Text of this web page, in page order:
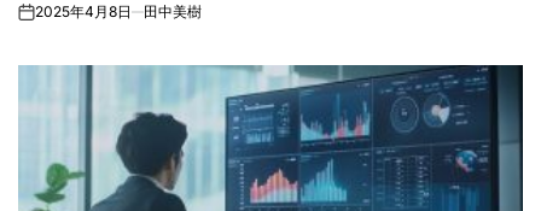
on2025年4月8日 田中美樹